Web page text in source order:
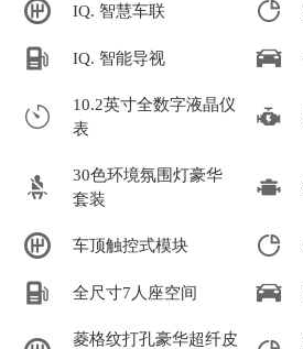
IQ. 智慧车联
IQ. 智能导视
10.2英寸全数字液晶仪
表
30色环境氛围灯豪华
套装
车顶触控式模块
全尺寸7人座空间
菱格纹打孔豪华超纤皮